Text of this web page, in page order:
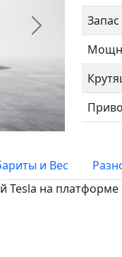
Следующий
и Вес
на